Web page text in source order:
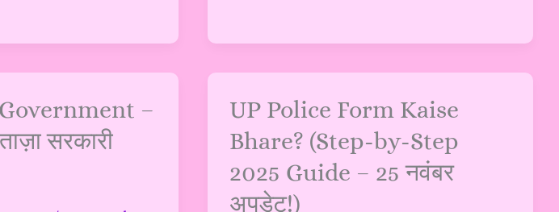
अपडेट
–
सरकारी
UP Police Form Kaise
Bhare? (Step-by-Step
2025 Guide – 25 नवंबर
अपडेट!)
UP
Form
Kaise
Bhare?